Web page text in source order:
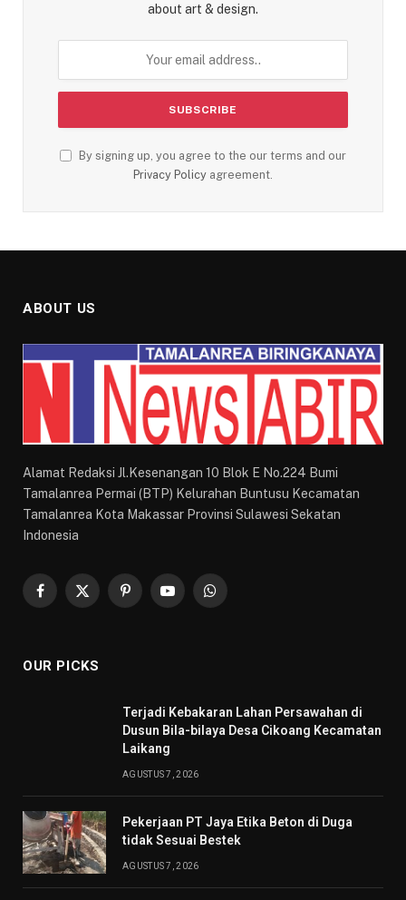
about art & design.
By signing up, you agree to the our terms and our
Privacy Policy agreement.
ABOUT US
Alamat Redaksi Jl.Kesenangan 10 Blok E No.224 Bumi
Tamalanrea Permai (BTP) Kelurahan Buntusu Kecamatan
Tamalanrea Kota Makassar Provinsi Sulawesi Sekatan
Indonesia
Facebook
X
PinterestYouTubeWhatsApp
OUR PICKS
Terjadi Kebakaran Lahan Persawahan di
Dusun Bila-bilaya Desa Cikoang Kecamatan
Laikang
AGUSTUS 7, 2026
Pekerjaan PT Jaya Etika Beton di Duga
tidak Sesuai Bestek
AGUSTUS 7, 2026